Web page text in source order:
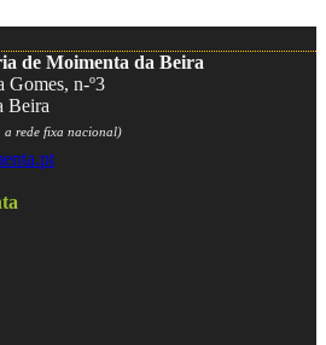
de Moimenta da Beira
Gomes, n-º3
Beira
a rede fixa nacional)